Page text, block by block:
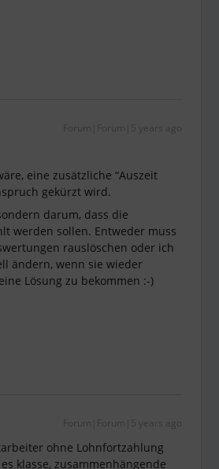
Forum|Forum|5 years ago
eine zusätzliche “Auszeit
gekürzt wird.
darum, dass die
werden sollen. Entweder muss
rauslöschen oder ich
ändern, wenn sie wieder
Lösung zu bekommen :-)
Forum|Forum|5 years ago
ohne Lohnfortzahlung
klasse, zusammenhängende